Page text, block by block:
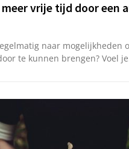
vrije tijd door een
naar mogelijkheden
te kunnen brengen? Voel